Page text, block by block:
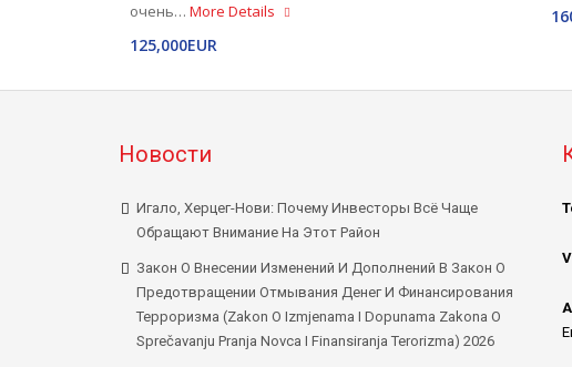
очень…More Details
125,000EUR
Новости
Игало, Херцег-Нови: Почему Инвесторы Всё Чаще
Обращают Внимание На Этот Район
Закон О Внесении Изменений И Дополнений В Закон О
Предотвращении Отмывания Денег И Финансирования
Терроризма (Zakon O Izmjenama I Dopunama Zakona O
Sprečavanju Pranja Novca I Finansiranja Terorizma) 2026